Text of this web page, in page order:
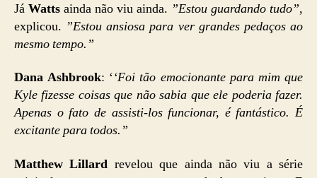
Já Watts ainda não viu ainda. ”Estou guardando tudo”,
explicou. ”Estou ansiosa para ver grandes pedaços ao
mesmo tempo.”
Dana Ashbrook: ‘‘Foi tão emocionante para mim que
Kyle fizesse coisas que não sabia que ele poderia fazer.
Apenas o fato de assisti-los funcionar, é fantástico. É
excitante para todos.”
Matthew Lillard revelou que ainda não viu a série